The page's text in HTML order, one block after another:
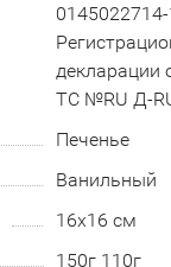
0145022714-
декларации
ТС №RU Д-
Печенье
Ванильный
16х16 см
150г 110г